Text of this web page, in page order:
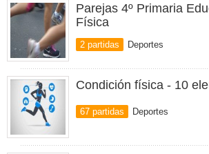
Parejas 4º Primaria
Física
2 partidas Deportes
Condición física - 10
67 partidas Deportes